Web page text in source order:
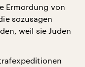
Ermordung von
sozusagen
weil sie Juden